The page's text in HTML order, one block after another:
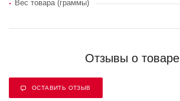
Вес товара (граммы)
Отзывы о товаре
ОСТАВИТЬ ОТЗЫВ